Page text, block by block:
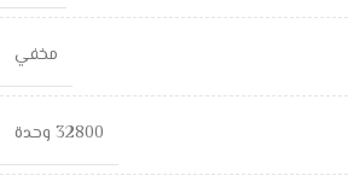
مخفي
32800 وحدة